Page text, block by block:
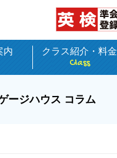
内 クラス紹介・料金
Class
ージハウス コラム